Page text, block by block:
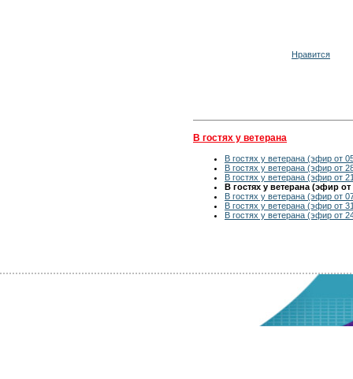
Нравится
В гостях у ветерана
В гостях у ветерана (эфир от
В гостях у ветерана (эфир от
В гостях у ветерана (эфир от
В гостях у ветерана (эфир от
В гостях у ветерана (эфир от
В гостях у ветерана (эфир от
В гостях у ветерана (эфир от